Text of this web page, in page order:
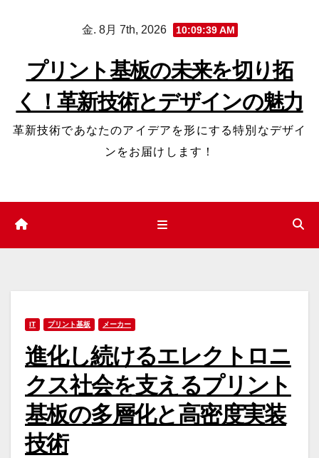
プ
金. 8月 7th, 2026 10:09:40 AM
プリント基板の未来を切り拓
く！革新技術とデザインの魅力
革新技術であなたのアイデアを形にする特別なデザイ
ンをお届けします！
IT プリント基板 メーカー
進化し続けるエレクトロニ
クス社会を支えるプリント
基板の多層化と高密度実装
技術